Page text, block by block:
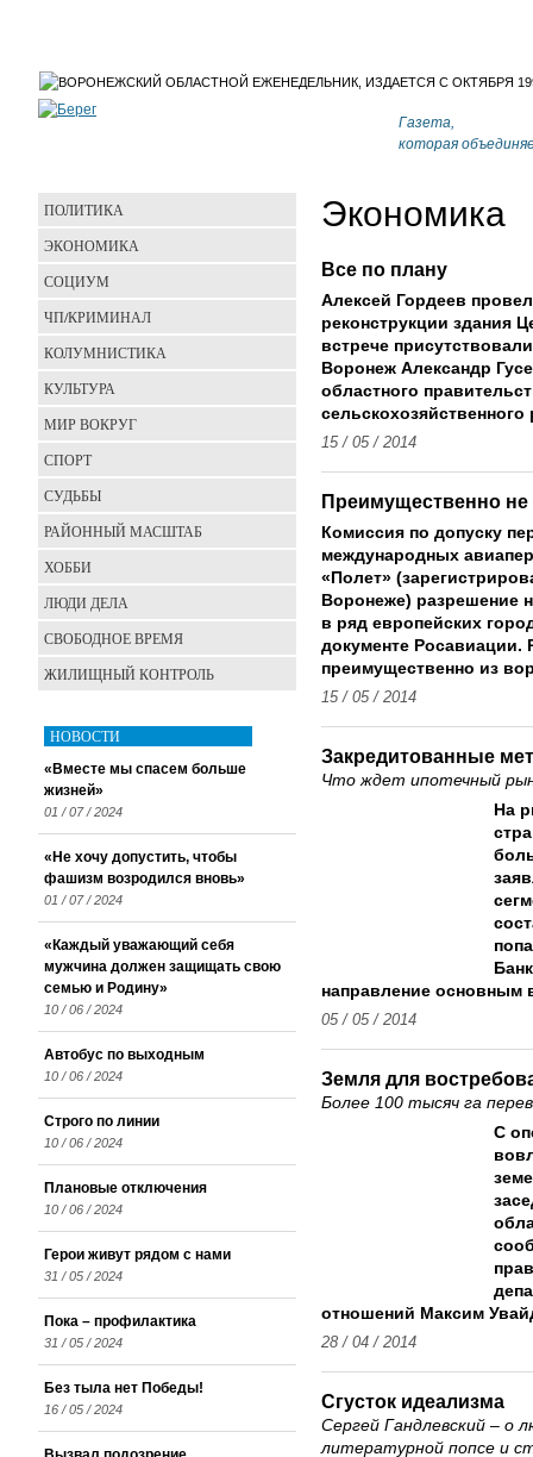
Газета,
которая
Экономика
Все по плану
Алексей Гордеев
реконструкции здания
встрече
Воронеж Александр
областного
15 / 05 / 2014
Преимущественно
Комиссия по допуску
международных
«Полет»
Воронеже) разрешение
в ряд европейских
документе Росавиации.
преимущественно из
15 / 05 / 2014
Закредитованные
Что ждет ипотечный
На
направление основным
05 / 05 / 2014
Земля для
Более 100 тысяч га
С
отношений Максим
28 / 04 / 2014
Сгусток идеализма
Сергей Гандлевский – о
литературной попсе и
ПОЛИТИКА
ЭКОНОМИКА
СОЦИУМ
ЧП/КРИМИНАЛ
КОЛУМНИСТИКА
КУЛЬТУРА
МИР ВОКРУГ
СПОРТ
СУДЬБЫ
РАЙОННЫЙ МАСШТАБ
ХОББИ
ЛЮДИ ДЕЛА
СВОБОДНОЕ ВРЕМЯ
ЖИЛИЩНЫЙ КОНТРОЛЬ
НОВОСТИ
«Вместе мы спасем больше
жизней»
01 / 07 / 2024
«Не хочу допустить, чтобы
фашизм возродился вновь»
01 / 07 / 2024
«Каждый уважающий себя
мужчина должен защищать свою
семью и Родину»
10 / 06 / 2024
Автобус по выходным
10 / 06 / 2024
Строго по линии
10 / 06 / 2024
Плановые отключения
10 / 06 / 2024
Герои живут рядом с нами
31 / 05 / 2024
Пока – профилактика
31 / 05 / 2024
Без тыла нет Победы!
16 / 05 / 2024